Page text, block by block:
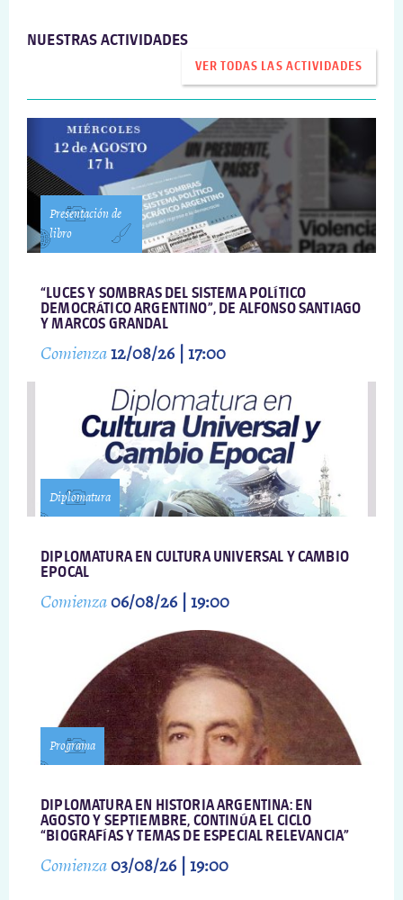
NUESTRAS ACTIVIDADES
VER TODAS LAS ACTIVIDADES
Presentación de
libro
“LUCES Y SOMBRAS DEL SISTEMA POLÍTICO
DEMOCRÁTICO ARGENTINO”, DE ALFONSO SANTIAGO
Y MARCOS GRANDAL
Comienza12/08/26 | 17:00
Diplomatura
DIPLOMATURA EN CULTURA UNIVERSAL Y CAMBIO
EPOCAL
Comienza06/08/26 | 19:00
Programa
DIPLOMATURA EN HISTORIA ARGENTINA: EN
AGOSTO Y SEPTIEMBRE, CONTINÚA EL CICLO
“BIOGRAFÍAS Y TEMAS DE ESPECIAL RELEVANCIA”
Comienza03/08/26 | 19:00